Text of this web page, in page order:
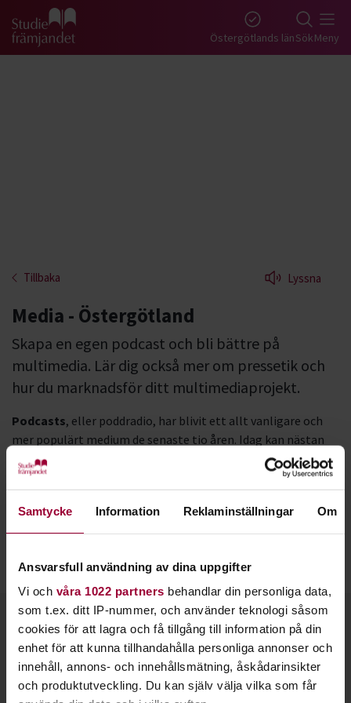
Samtycke Information Reklaminställningar Om
Ansvarsfull användning av dina uppgifter
Vi och våra 1022 partners behandlar din personliga data,
som t.ex. ditt IP-nummer, och använder teknologi såsom
cookies för att lagra och få tillgång till information på din
enhet för att kunna tillhandahålla personliga annonser och
innehåll, annons- och innehållsmätning, åskådarinsikter
och produktutveckling. Du kan själv välja vilka som får
Gå till studiefrämjandets startsida Östergötlands länSökMeny
Tillbaka Lyssna
Media - Östergötland
Skapa en egen podcast och bli bättre på
multimedia. Lär dig också mer om pressetik och
hur du marknadsför ditt multimediaprojekt.
Podcasts, eller poddradio, har blivit ett allt vanligare och
mer populärt medium de senaste tio åren. Idag kan nästan
vem som helst starta en podcast och dela sina ljudfiler på
nätet. Vi hjälper dig igång!
Hos oss finns flera möjligheter för dig som är intresserad av
poddradio eller annan media. Du kan lära dig mer om
lokaler och inspelningsteknik.
Kontakt